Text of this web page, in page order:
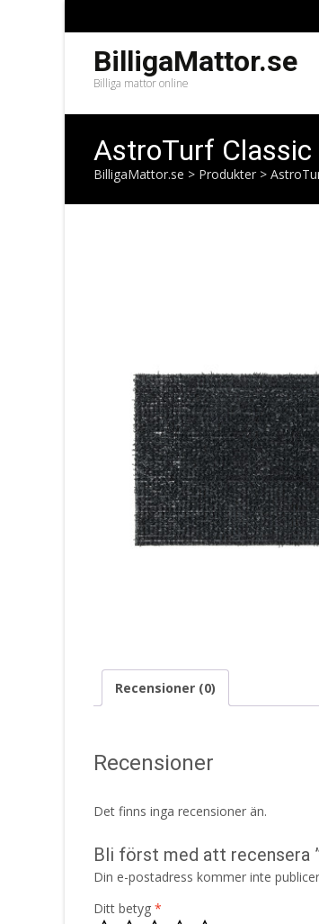
BilligaMattor.se
Billiga mattor online
AstroTurf
BilligaMattor.se > Produkter >
Recensioner (0)
Recensioner
Det finns inga recensioner än.
Bli först med att recensera
Din e-postadress kommer inte
Ditt betyg *